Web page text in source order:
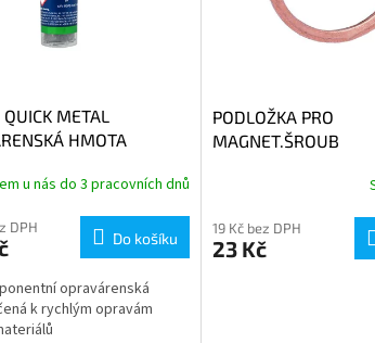
QUICK METAL
HMOTA
u nás do 3 pracovních dnů
DPH
Do košíku
opravárenská
k rychlým opravám
PODLOŽKA PRO
MAGNET.ŠROUB
19 Kč bez DPH
23 Kč